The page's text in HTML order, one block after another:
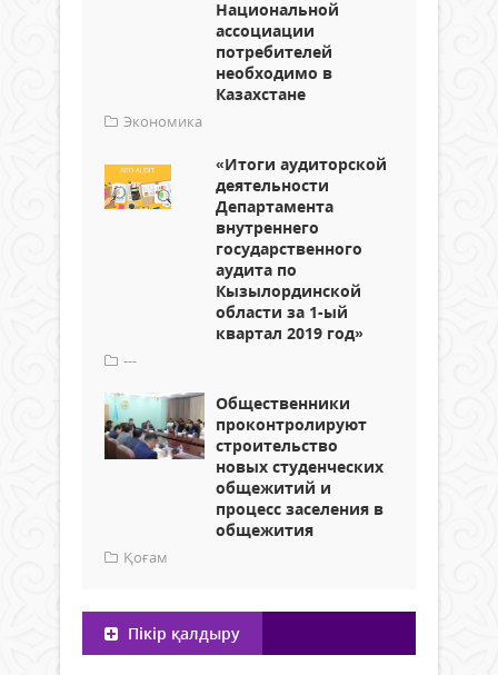
Национальной
ассоциации
потребителей
необходимо в
Казахстане
Экономика
«Итоги аудиторской
деятельности
Департамента
внутреннего
государственного
аудита по
Кызылординской
области за 1-ый
квартал 2019 год»
---
Общественники
проконтролируют
строительство
новых студенческих
общежитий и
процесс заселения в
общежития
Қоғам
Пікір қалдыру